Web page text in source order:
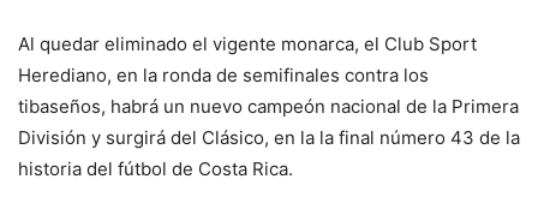
Al quedar eliminado el vigente monarca, el Club Sport
Herediano, en la ronda de semifinales contra los
tibaseños, habrá un nuevo campeón nacional de la Primera
División y surgirá del Clásico, en la la final número 43 de la
historia del fútbol de Costa Rica.